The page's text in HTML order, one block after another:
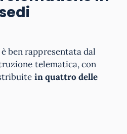
ben rappresentata dal
telematica, con
in quattro delle